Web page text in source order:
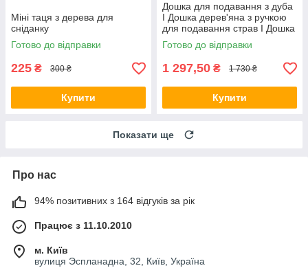
Міні таця з дерева для
сніданку
Готово до відправки
225 ₴ 300 ₴
Купити
Дошка для подавання з дуба
I Дошка дерев'яна з ручкою
для подавання страв I Дошка
з дерева для подавання
м'яса
Готово до відправки
1 297,50 ₴ 1 730 ₴
Купити
Показати ще
Про нас
94% позитивних з 164 відгуків за рік
Працює з 11.10.2010
м. Київ
вулиця Эспланадна, 32, Київ, Україна